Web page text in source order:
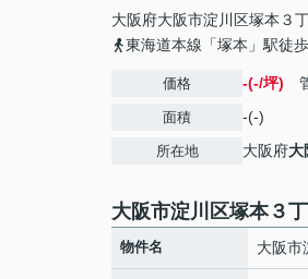
大阪府大阪市淀川区塚本 ３
東海道本線「塚本」駅徒
価格 -(-/坪)
面積 -(-)
所在地 大阪府大
大阪市淀川区塚本３
物件名 大阪市